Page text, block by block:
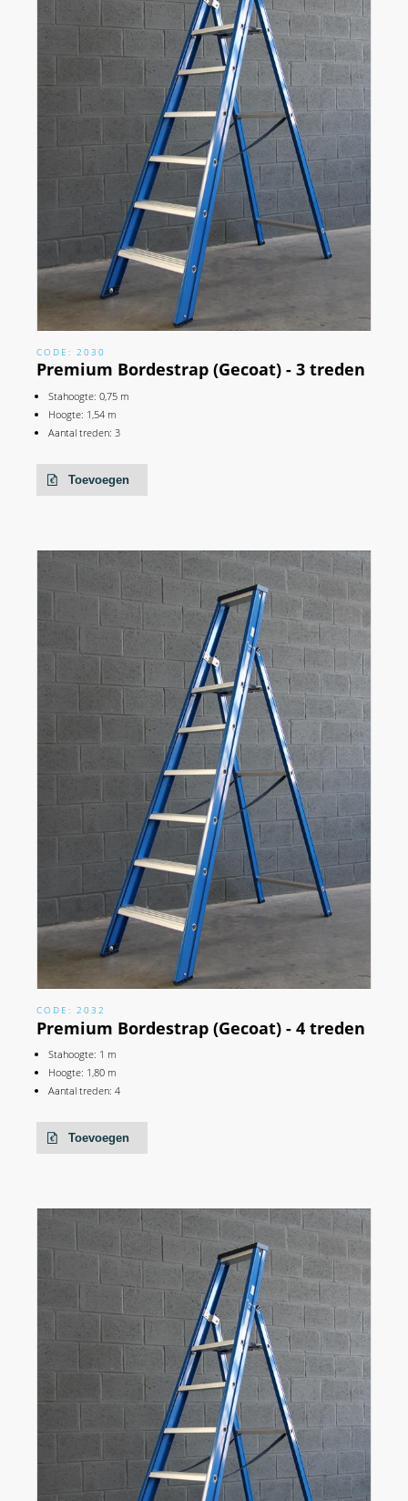
CODE: 2030
Premium Bordestrap (Gecoat) - 3 treden
Stahoogte: 0,75 m
Hoogte: 1,54 m
Aantal treden: 3
Toevoegen
CODE: 2032
Premium Bordestrap (Gecoat) - 4 treden
Stahoogte: 1 m
Hoogte: 1,80 m
Aantal treden: 4
Toevoegen